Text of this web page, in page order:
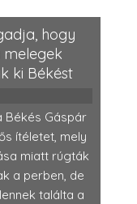
hogy
melegek
ki Békést
Békés Gáspár
ítéletet, mely
miatt rúgták
a perben, de
találta a